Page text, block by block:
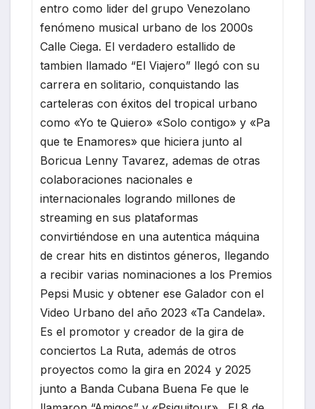
entro como lider del grupo Venezolano
fenómeno musical urbano de los 2000s
Calle Ciega. El verdadero estallido de
tambien llamado “El Viajero” llegó con su
carrera en solitario, conquistando las
carteleras con éxitos del tropical urbano
como «Yo te Quiero» «Solo contigo» y «Pa
que te Enamores» que hiciera junto al
Boricua Lenny Tavarez, ademas de otras
colaboraciones nacionales e
internacionales logrando millones de
streaming en sus plataformas
convirtiéndose en una autentica máquina
de crear hits en distintos géneros, llegando
a recibir varias nominaciones a los Premios
Pepsi Music y obtener ese Galador con el
Video Urbano del año 2023 «Ta Candela».
Es el promotor y creador de la gira de
conciertos La Ruta, además de otros
proyectos como la gira en 2024 y 2025
junto a Banda Cubana Buena Fe que le